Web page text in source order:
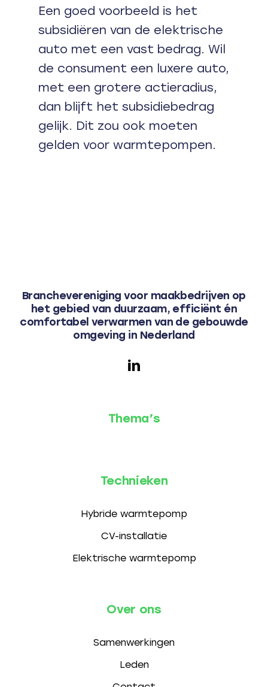
Een goed voorbeeld is het
subsidiëren van de elektrische
auto met een vast bedrag. Wil
de consument een luxere auto,
met een grotere actieradius,
dan blijft het subsidiebedrag
gelijk. Dit zou ook moeten
gelden voor warmtepompen.
Branchevereniging voor maakbedrijven op
het gebied van duurzaam, efficiënt én
comfortabel verwarmen van de gebouwde
omgeving in Nederland
Thema’s
Technieken
Hybride warmtepomp
CV-installatie
Elektrische warmtepomp
Over ons
Samenwerkingen
Leden